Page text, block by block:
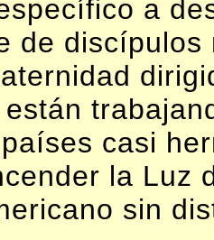
a
de
casi
la Luz
sin